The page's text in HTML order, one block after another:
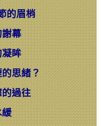
的眉梢
幕
眸
思緒？
過往